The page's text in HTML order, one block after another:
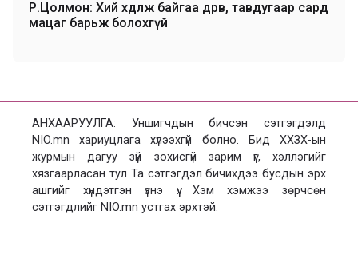
Р.Цолмон: Хий хөдөлж байгаа дөрөв, тавдугаар сард
мацаг барьж болохгүй
АНХААРУУЛГА: Уншигчдын бичсэн сэтгэгдэлд
NIO.mn хариуцлага хүлээхгүй болно. Бид ХХЗХ-ын
журмын дагуу зүй зохисгүй зарим үг, хэллэгийг
хязгаарласан тул Та сэтгэгдэл бичихдээ бусдын эрх
ашгийг хүндэтгэн үзнэ үү. Хэм хэмжээ зөрчсөн
сэтгэгдлийг NIO.mn устгах эрхтэй.